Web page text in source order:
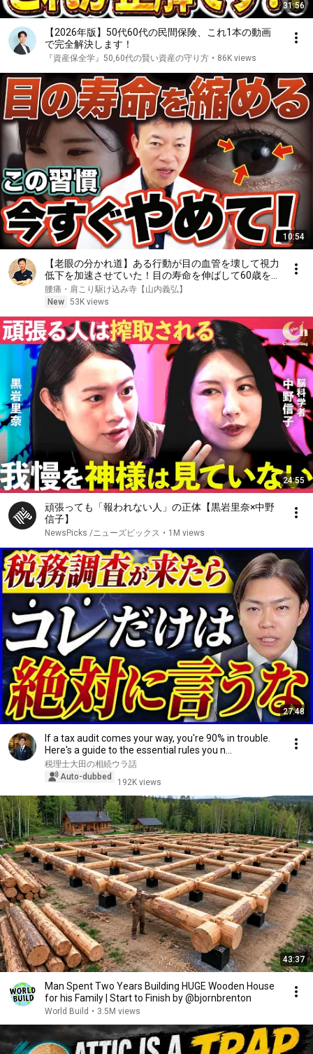
31:56
【2026年版】50代60代の民間保険、これ1本の動画
で完全解決します！
『資産保全学』50,60代の賢い資産の守り方 • 86K views
10:54
【老眼の分かれ道】ある行動が目の血管を壊して視力
低下を加速させていた！目の寿命を伸ばして60歳を
超えても視力2.0を目指す神セルフケアとは！
腰痛・肩こり駆け込み寺【山内義弘】
New 53K views
24:55
頑張っても「報われない人」の正体【黒岩里奈×中野
信子】
NewsPicks /ニューズピックス • 1M views
27:48
If a tax audit comes your way, you're 90% in trouble.
Here's a guide to the essential rules you n...
税理士大田の相続ウラ話
Auto-dubbed
192K views
43:37
Man Spent Two Years Building HUGE Wooden House
for his Family | Start to Finish by @bjornbrenton
World Build • 3.5M views